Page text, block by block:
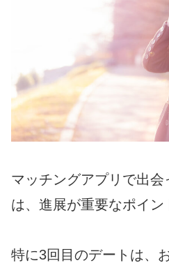
マッチングアプリで出会
は、進展が重要なポイン
特に3回目のデートは、